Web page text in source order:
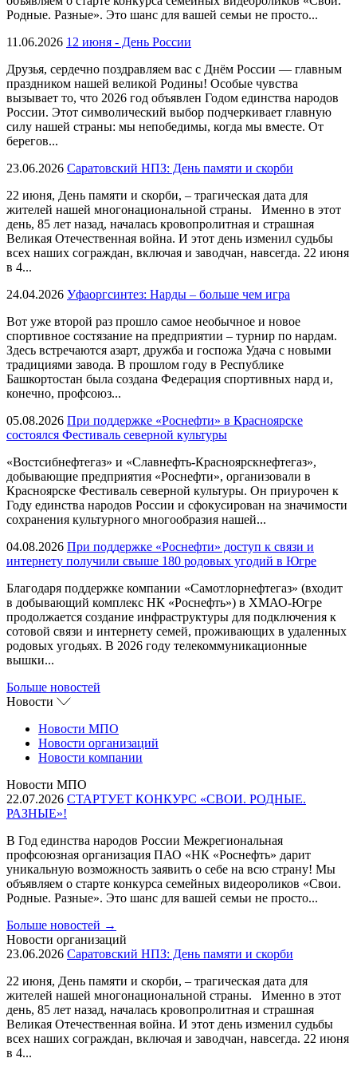
Родные. Разные». Это шанс для вашей семьи не просто...
11.06.2026 12 июня - День России
Друзья, сердечно поздравляем вас с Днём России — главным
праздником нашей великой Родины! Особые чувства
вызывает то, что 2026 год объявлен Годом единства народов
России. Этот символический выбор подчеркивает главную
силу нашей страны: мы непобедимы, когда мы вместе. От
берегов...
23.06.2026 Саратовский НПЗ: День памяти и скорби
22 июня, День памяти и скорби, – трагическая дата для
жителей нашей многонациональной страны. Именно в этот
день, 85 лет назад, началась кровопролитная и страшная
Великая Отечественная война. И этот день изменил судьбы
всех наших сограждан, включая и заводчан, навсегда. 22 июня
в 4...
24.04.2026 Уфаоргсинтез: Нарды – больше чем игра
Вот уже второй раз прошло самое необычное и новое
спортивное состязание на предприятии – турнир по нардам.
Здесь встречаются азарт, дружба и госпожа Удача с новыми
традициями завода. В прошлом году в Республике
Башкортостан была создана Федерация спортивных нард и,
конечно, профсоюз...
05.08.2026 При поддержке «Роснефти» в Красноярске
состоялся Фестиваль северной культуры
«Востсибнефтегаз» и «Славнефть-Красноярскнефтегаз»,
добывающие предприятия «Роснефти», организовали в
Красноярске Фестиваль северной культуры. Он приурочен к
Году единства народов России и сфокусирован на значимости
сохранения культурного многообразия нашей...
04.08.2026 При поддержке «Роснефти» доступ к связи и
интернету получили свыше 180 родовых угодий в Югре
Благодаря поддержке компании «Самотлорнефтегаз» (входит
в добывающий комплекс НК «Роснефть») в ХМАО-Югре
продолжается создание инфраструктуры для подключения к
сотовой связи и интернету семей, проживающих в удаленных
родовых угодьях. В 2026 году телекоммуникационные
вышки...
Больше новостей
Новости
Новости МПО
Новости организаций
Новости компании
Новости МПО
22.07.2026 СТАРТУЕТ КОНКУРС «СВОИ. РОДНЫЕ.
РАЗНЫЕ»!
В Год единства народов России Межрегиональная
профсоюзная организация ПАО «НК «Роснефть» дарит
уникальную возможность заявить о себе на всю страну! Мы
объявляем о старте конкурса семейных видеороликов «Свои.
Родные. Разные». Это шанс для вашей семьи не просто...
Больше новостей →
Новости организаций
23.06.2026 Саратовский НПЗ: День памяти и скорби
22 июня, День памяти и скорби, – трагическая дата для
жителей нашей многонациональной страны. Именно в этот
день, 85 лет назад, началась кровопролитная и страшная
Великая Отечественная война. И этот день изменил судьбы
всех наших сограждан, включая и заводчан, навсегда. 22 июня
в 4...